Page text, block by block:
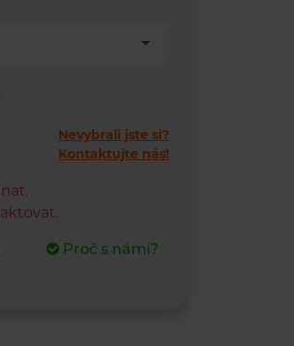
Nevybrali jste si?
Kontaktujte nás!
Proč s námi?